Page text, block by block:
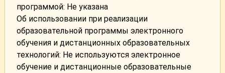
программой: Не указана
Об использовании при реализации
образовательной программы электронного
обучения и дистанционных образовательных
технологий: Не используются электронное
обучение и дистанционные образовательные